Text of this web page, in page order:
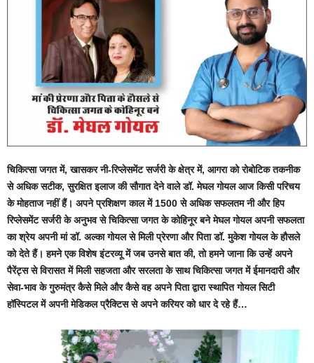
चिकित्सा जगत में, खासकर नी-रिप्लेसमेंट सर्जरी के क्षेत्र में, आगरा को रोबोटिक तकनीक
से अधिक सटीक, सुरक्षित इलाज की सौगात देने वाले डॉ. मेघल गोयल आज किसी परिचय
के मोहताज नहीं हैं। अपने प्रशिक्षण काल में 1500 से अधिक सफलतम नी और हिप
रिप्लेसमेंट सर्जरी के अनुभव से चिकित्सा जगत के कोहिनूर बने मेघल गोयल अपनी सफलता
का श्रेय अपनी मां डॉ. अल्का गोयल से मिली प्रेरणा और पिता डॉ. मुकेश गोयल के हौसले
को देते हैं। हमने एक विशेष इंटरव्यू में जब उनसे बात की, तो हमने जाना कि उन्हें अपने
पैरेंट्स से विरासत में मिली सहजता और सरलता के साथ चिकित्सा जगत में ईमानदारी और
सेवा-भाव के गुरुमंत्र कैसे मिले और कैसे वह अपने पिता द्वारा स्थापित गोयल सिटी
हॉस्पिटल में अपनी मेडिकल प्रैक्टिस से अपने करियर को धार दे रहे हैं…